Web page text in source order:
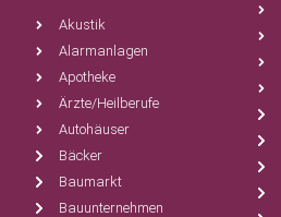
Akustik
Alarmanlagen
Apotheke
Ärzte/Heilberufe
Autohäuser
Bäcker
Baumarkt
Bauunternehmen